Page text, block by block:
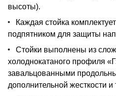
высоты).
Каждая стойка
подпятником для защиты
Стойки выполнены из
холоднокатаного профиля
завальцованными
дополнительной жесткости